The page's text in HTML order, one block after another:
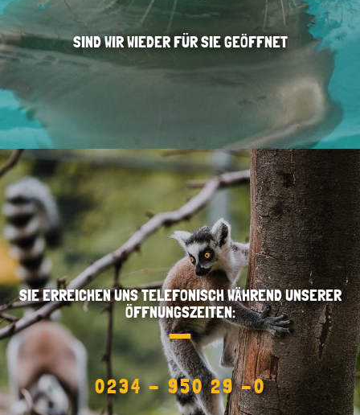
SIND WIR WIEDER FÜR SIE GEÖFFNET
SIE ERREICHEN UNS TELEFONISCH WÄHREND UNSERER
ÖFFNUNGSZEITEN:
0234 - 950 29 -0